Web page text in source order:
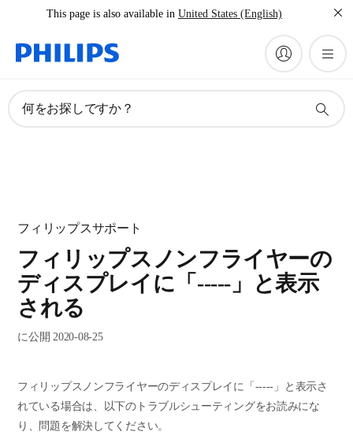
This page is also available in United States (English)
何をお探しですか？
フィリップスサポート
フィリップスノンフライヤーの
ディスプレイに「-----」と表示
される
に公開 2020-08-25
フィリップスノンフライヤーのディスプレイに「-----」と表示さ
れている場合は、以下のトラブルシューティングをお読みにな
り、問題を解決してください。